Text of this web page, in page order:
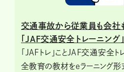
交通事故から従業員も会社
「JAF交通安全トレーニング」
「JAFトレ」ことJAF交通安全
全教育の教材をeラーニング形